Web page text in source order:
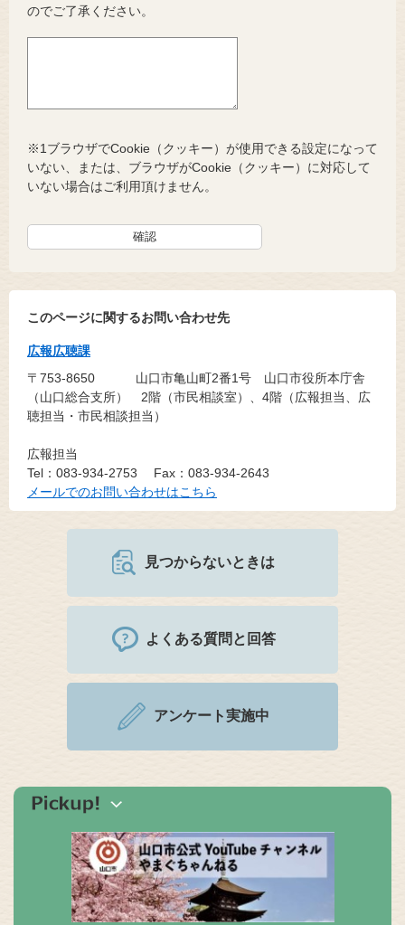
のでご了承ください。
※1ブラウザでCookie（クッキー）が使用できる設定になって
いない、または、ブラウザがCookie（クッキー）に対応して
いない場合はご利用頂けません。
このページに関するお問い合わせ先
広報広聴課
〒753-8650
山口市亀山町2番1号 山口市役所本庁舎
（山口総合支所） 2階（市民相談室）、4階（広報担当、広
聴担当・市民相談担当）
広報担当
Tel：083-934-2753
Fax：083-934-2643
メールでのお問い合わせはこちら
見つからないときは
よくある質問と回答
アンケート実施中